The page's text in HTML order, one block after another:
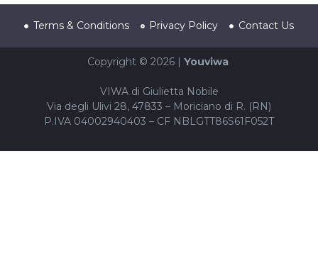
Terms & Conditions Privacy Policy Contact Us
Copyright © 2026 | Youviwa
VIWA di Giulietta Nobile
Via degli Ulivi 28, 47833 – Moriciano di R. (RN)
P.IVA 04002940403 – CF NBLGTT86S61F052T